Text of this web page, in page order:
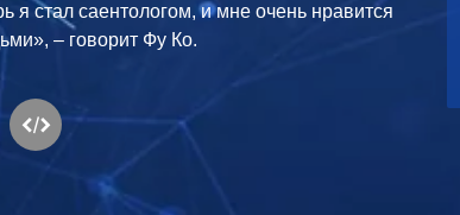
я стал саентологом, и мне очень нравится
– говорит Фу Ко.